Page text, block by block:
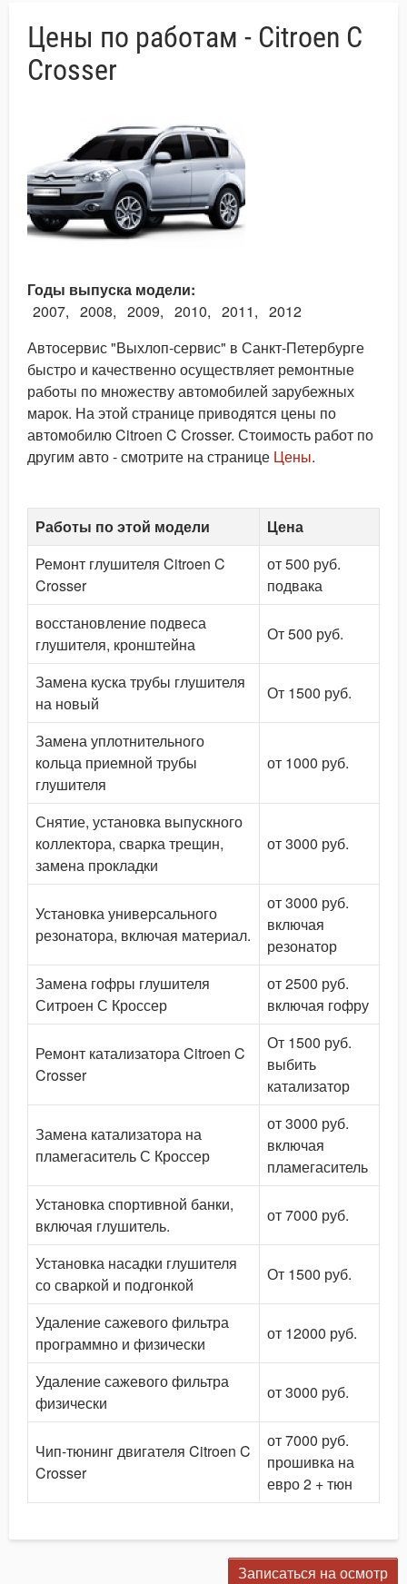
Цены по работам - Citroen C
Crosser
Годы выпуска модели
2007
2008 2009 2010 2011
2012
Автосервис "Выхлоп-сервис" в Санкт-Петербурге
быстро и качественно осуществляет ремонтные
работы по множеству автомобилей зарубежных
марок. На этой странице приводятся цены по
автомобилю Citroen C Crosser. Стоимость работ по
другим авто - смотрите на странице Цены.
Работы по этой модели
Цена
Ремонт глушителя Citroen C
Crosser
от 500 руб.
подвака
восстановление подвеса
глушителя, кронштейна
От 500 руб.
Замена куска трубы глушителя
на новый
От 1500 руб.
Замена уплотнительного
кольца приемной трубы
глушителя
от 1000 руб.
Снятие, установка выпускного
коллектора, сварка трещин,
замена прокладки
от 3000 руб.
Установка универсального
резонатора, включая материал.
от 3000 руб.
включая
резонатор
Замена гофры глушителя
Ситроен С Кроссер
от 2500 руб.
включая гофру
Ремонт катализатора Citroen C
Crosser
От 1500 руб.
выбить
катализатор
Замена катализатора на
пламегаситель С Кроссер
от 3000 руб.
включая
пламегаситель
Установка спортивной банки,
включая глушитель.
от 7000 руб.
Установка насадки глушителя
со сваркой и подгонкой
От 1500 руб.
Удаление сажевого фильтра
программно и физически
от 12000 руб.
Удаление сажевого фильтра
физически
от 3000 руб.
Чип-тюнинг двигателя Citroen C
Crosser
от 7000 руб.
прошивка на
евро 2 + тюн
Записаться на осмотр